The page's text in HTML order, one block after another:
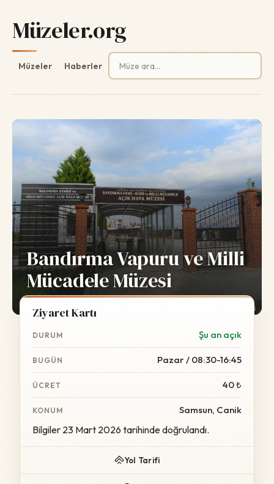
Müzeler.org
Müzeler Haberler
Arama:
Bandırma Vapuru ve Milli
Mücadele Müzesi
Wikimedia Commons
Ziyaret Kartı
DURUM Şu an açık
BUGÜN Pazar / 08:30-16:45
ÜCRET 40 ₺
KONUM Samsun, Canik
Bilgiler 23 Mart 2026 tarihinde doğrulandı.
Yol Tarifi